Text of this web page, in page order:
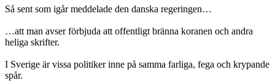
Så sent som igår meddelade den danska regeringen…
…att man avser förbjuda att offentligt bränna koranen och andra
heliga skrifter.
I Sverige är vissa politiker inne på samma farliga, fega och krypande
spår.